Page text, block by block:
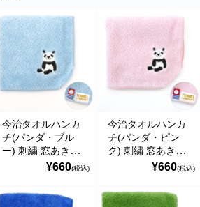
今治タオルハンカ
チ(パンダ・ブル
ー) 刺繍 窓あきク
ラフト平袋入り ハ
¥660(税込)
今治タオルハンカ
チ(パンダ・ピン
ク) 刺繍 窓あきク
ラフト平袋入り ハ
¥660(税込)
らせ** 誠に勝手ではございますが、2024
5日まで休業させていただきます。年内出
文分まで、年始は1月6日より開始いたしま
応させていただきます。お客様にはご不
卒ご了承くださいますようお願い申し上
Marco-Line」からの荷物が配送される旨